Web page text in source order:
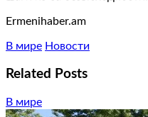
Ermenihaber.am
В мире Новости
Related Posts
В мире